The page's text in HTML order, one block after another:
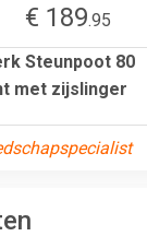
€ 189.95
Steunpoot 80
met zijslinger